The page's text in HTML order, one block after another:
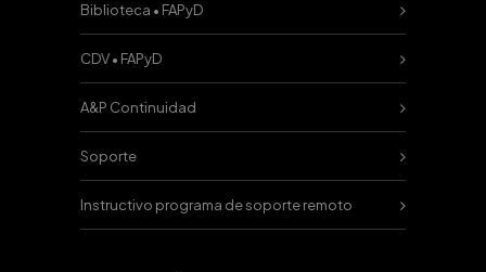
Biblioteca • FAPyD
CDV • FAPyD
A&P Continuidad
Soporte
Instructivo programa de soporte remoto